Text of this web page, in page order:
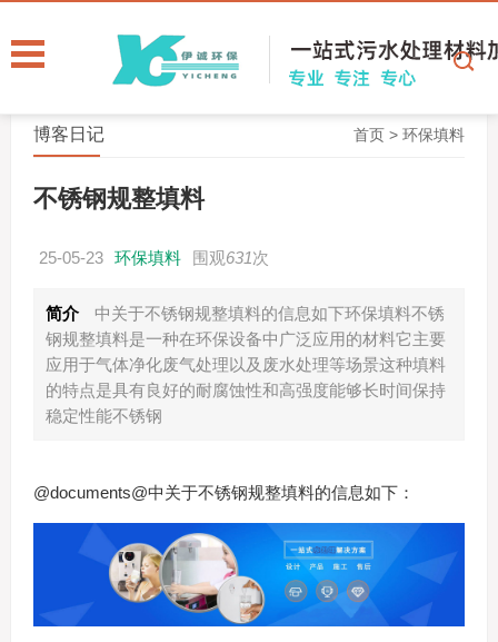
首页 >环保填料
博客日记
不锈钢规整填料
25-05-23 环保填料 围观631次
简介
中关于不锈钢规整填料的信息如下环保填料不锈
钢规整填料是一种在环保设备中广泛应用的材料它主要
应用于气体净化废气处理以及废水处理等场景这种填料
的特点是具有良好的耐腐蚀性和高强度能够长时间保持
稳定性能不锈钢
@documents@中关于不锈钢规整填料的信息如下：